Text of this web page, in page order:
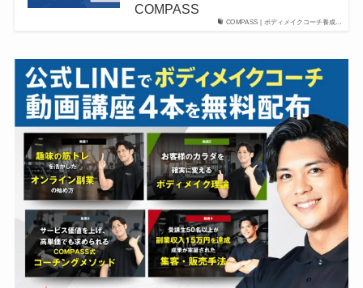
COMPASS | ボディメイクコーチ養成…
COMPASS